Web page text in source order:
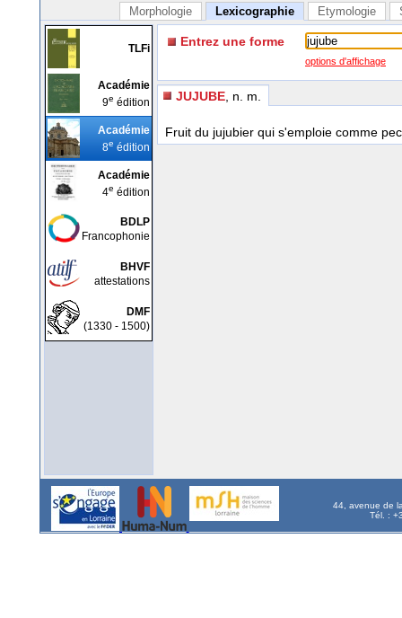
Morphologie Lexicographie Etymologie
TLFi
Académie
9e édition
Académie
8e édition
Académie
4e édition
BDLP
Francophonie
BHVF
attestations
DMF
(1330 - 1500)
Entrez une forme
options d'affichage
JUJUBE , n. m.
Fruit du jujubier qui s'emploie comme
44, avenue de
Tél. :